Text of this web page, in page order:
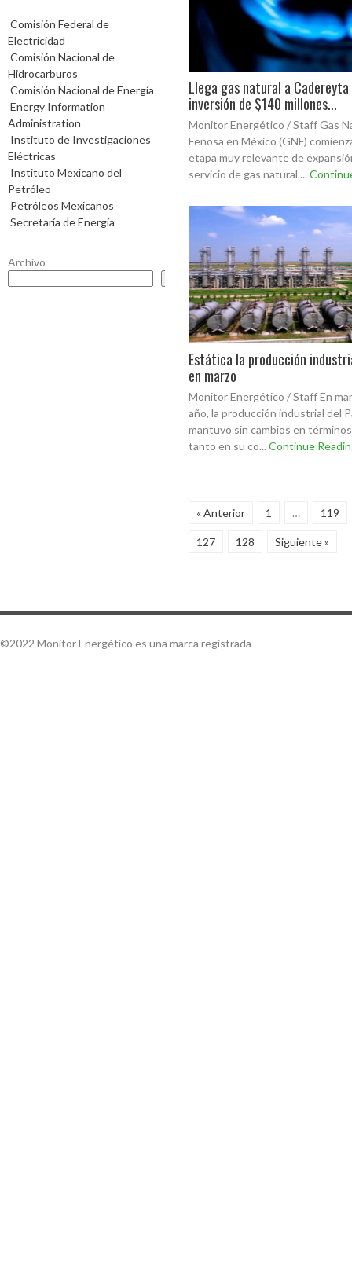
Llega gas natural a
inversión de $140 millones...
Monitor Energético / Staff Gas
Fenosa en México (GNF)
etapa muy relevante de
servicio de gas natural ...
Estática la producción
en marzo
Monitor Energético / Staff En
año, la producción industrial del
mantuvo sin cambios en
tanto en su co... Continue
« Anterior 1 … 119
127 128 Siguiente »
Comisión Federal de
Electricidad
Comisión Nacional de
Hidrocarburos
Comisión Nacional de Energía
Energy Information
Administration
Instituto de Investigaciones
Eléctricas
Instituto Mexicano del
Petróleo
Petróleos Mexicanos
Secretaría de Energía
Archivo
Buscar
©2022 Monitor Energético es una marca registrada